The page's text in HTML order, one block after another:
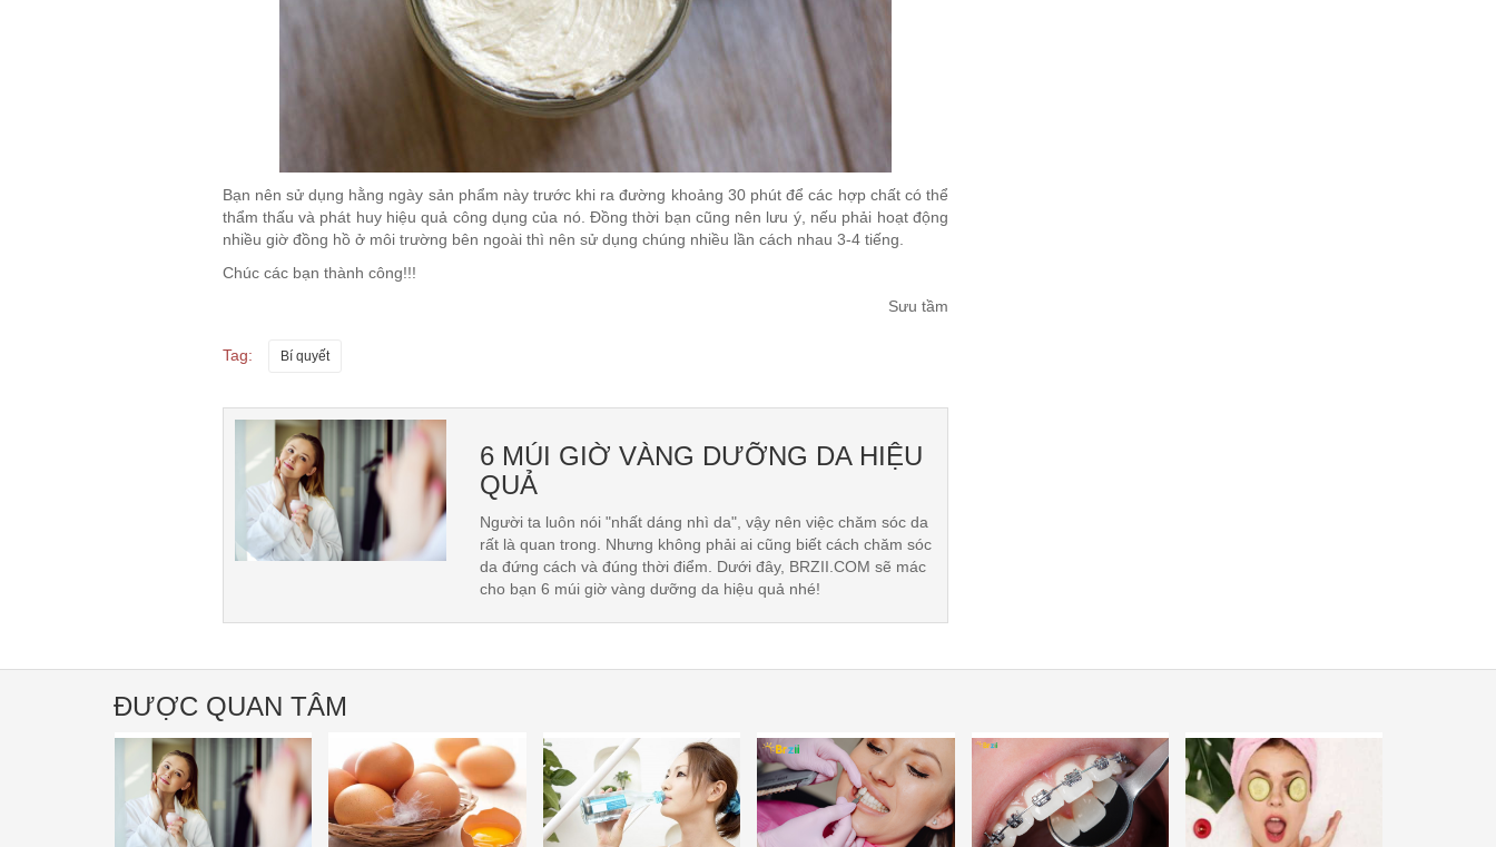
Bạn nên sử dụng hằng ngày sản phẩm này trước khi ra đường khoảng 30 phút để các hợp chất có thể
thẩm thấu và phát huy hiệu quả công dụng của nó. Đồng thời bạn cũng nên lưu ý, nếu phải hoạt động
nhiều giờ đồng hồ ở môi trường bên ngoài thì nên sử dụng chúng nhiều lần cách nhau 3-4 tiếng.
Chúc các bạn thành công!!!
Sưu tầm
Tag: Bí quyết
6 MÚI GIỜ VÀNG DƯỠNG DA HIỆU
QUẢ
Người ta luôn nói "nhất dáng nhì da", vậy nên việc chăm sóc da
rất là quan trong. Nhưng không phải ai cũng biết cách chăm sóc
da đứng cách và đúng thời điểm. Dưới đây, BRZII.COM sẽ mác
cho bạn 6 múi giờ vàng dưỡng da hiệu quả nhé!
ĐƯỢC QUAN TÂM